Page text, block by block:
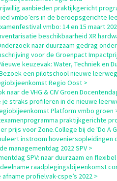
aanbieden praktijkgericht
vmbo’ers in de beroepsgerichte
vmbo: 14 en 15 maart
beschikbaarheid XR
naar duurzaam gedrag
voor de Groenpact
keuzevak: Water, Techniek en
een pilotschool nieuwe
Regio Oost >
naar de VHG & CIV Groen
je straks profileren in de nieuwe
Platform vmbo groen
praktijkgerichte
prijs voor Zone.College bij de 'Do A
instroom hoveniersopleidingen
managementdag 2022 SPV >
SPV: naar duurzaam en
raadplegingsbijeenkomst
afname profielvak-cspe’s 2022 >